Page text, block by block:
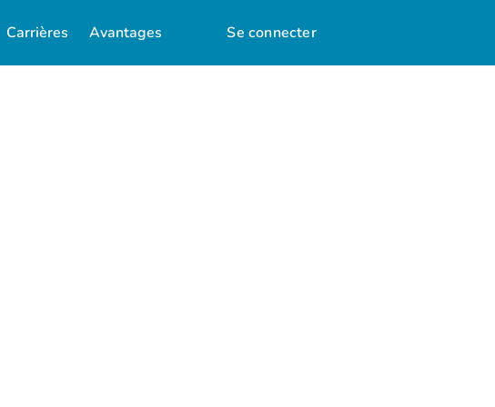
Carrières Avantages Se connecter